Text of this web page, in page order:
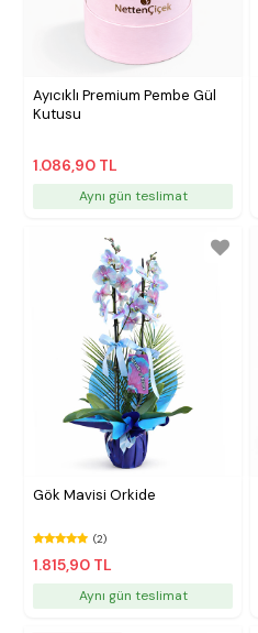
Ayıcıklı Premium Pembe Gül
Kutusu
1.086,90 TL
Aynı gün teslimat
Gök Mavisi Orkide
(2)
1.815,90 TL
Aynı gün teslimat